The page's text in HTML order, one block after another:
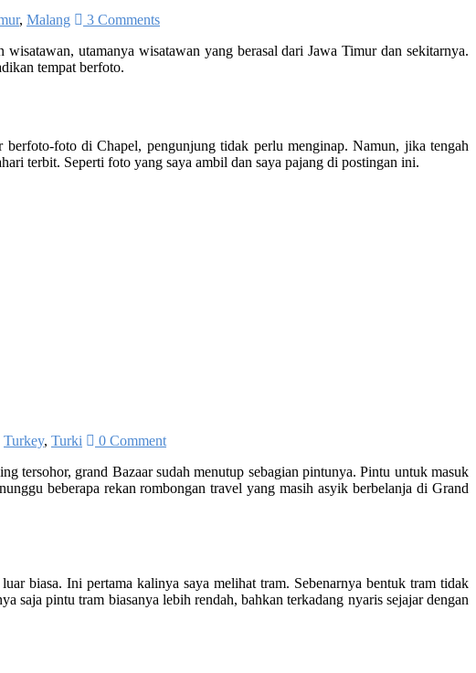
, Malang
3 Comments
utamanya wisatawan yang berasal dari Jawa Timur dan sekitarnya.
tempat berfoto.
foto di Chapel, pengunjung tidak perlu menginap. Namun, jika tengah
terbit. Seperti foto yang saya ambil dan saya pajang di postingan ini.
Turkey, Turki
0 Comment
tersohor, grand Bazaar sudah menutup sebagian pintunya. Pintu untuk masuk
beberapa rekan rombongan travel yang masih asyik berbelanja di Grand
biasa. Ini pertama kalinya saya melihat tram. Sebenarnya bentuk tram tidak
saja pintu tram biasanya lebih rendah, bahkan terkadang nyaris sejajar dengan